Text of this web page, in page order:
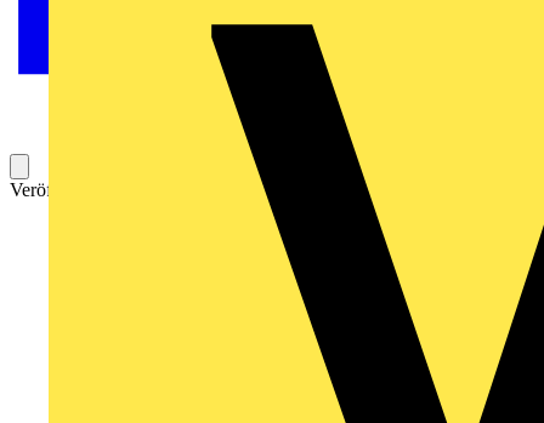
Veröffentlicht: 14. März 2022 Kategorie: Aufzeichnung